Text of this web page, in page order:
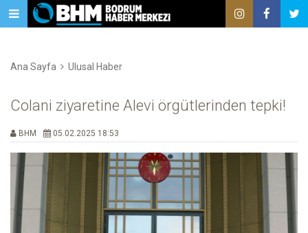
Ana Sayfa Ulusal Haber
Colani ziyaretine Alevi örgütlerinden tepki!
BHM 05.02.2025 18:53